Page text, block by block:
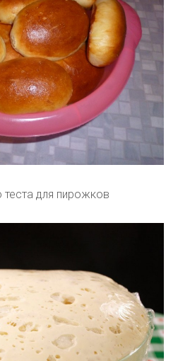
для пирожков